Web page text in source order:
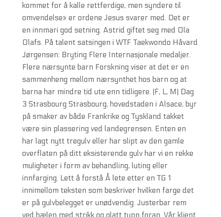
kommet for å kalle rettferdige, men syndere til
omvendelse» er ordene Jesus svarer med. Det er
en innmari god setning. Astrid giftet seg med Ola
Olafs. På talent satsingen i WTF Taekwondo Håvard
Jørgensen: Bryting Flere Internasjonale medaljer.
Flere nærsynte barn Forskning viser at det er en
sammenheng mellom nærsynthet hos barn og at
barna har mindre tid ute enn tidligere. (F, L, M) Dag
3 Strasbourg Strasbourg, hovedstaden i Alsace, byr
på smaker av både Frankrike og Tyskland takket
være sin plassering ved landegrensen. Enten en
har lagt nytt tregulv eller har slipt av den gamle
overflaten på ditt eksisterende gulv har vi en rekke
muligheter i form av behandling, luting eller
innfarging. Lett å forstå Å lete etter en TG 1
innimellom teksten som beskriver hvilken farge det
er på gulvbelegget er unødvendig. Justerbar rem
ved hælen med strikk og glatt tupp foran. Vår klient